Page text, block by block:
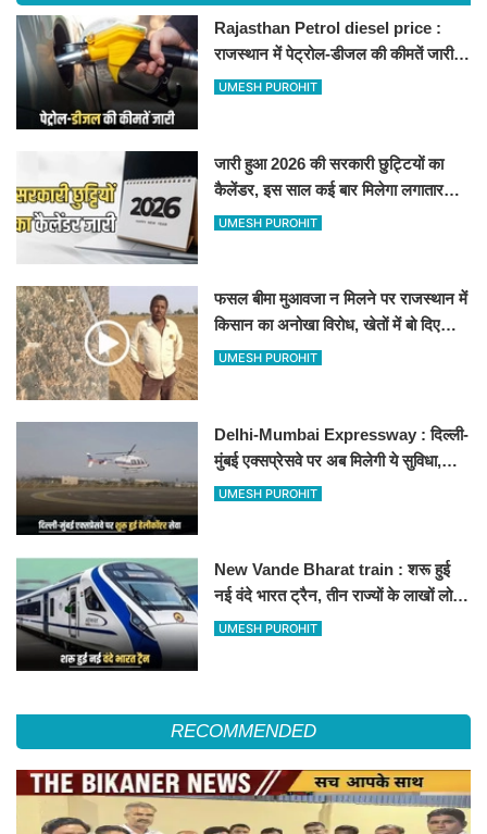
Rajasthan Petrol diesel price :
राजस्थान में पेट्रोल-डीजल की कीमतें जारी,
जानिए बीकानेर समेत पुरे प्रदेश में नए रेट
UMESH PUROHIT
जारी हुआ 2026 की सरकारी छुट्टियों का
कैलेंडर, इस साल कई बार मिलेगा लगातार
अवकाश, देखें
UMESH PUROHIT
फसल बीमा मुआवजा न मिलने पर राजस्थान में
किसान का अनोखा विरोध, खेतों में बो दिए
500-500 रुपए के नोट, वीडियो वायरल
UMESH PUROHIT
Delhi-Mumbai Expressway : दिल्ली-
मुंबई एक्सप्रेसवे पर अब मिलेगी ये सुविधा,
हेलीकॉप्टर सर्विस से तुरंत घायल पहुंचेगा
UMESH PUROHIT
New Vande Bharat train : शरू हुई
नई वंदे भारत ट्रैन, तीन राज्यों के लाखों लोगों
का सफर होगा आसान, देखें पूरा रूटमैप
UMESH PUROHIT
RECOMMENDED